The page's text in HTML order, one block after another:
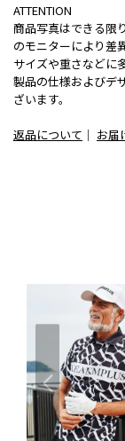
ATTENTION
商品写真はできる限
のモニターにより差
サイズや重さなどに
製品の仕様およびデ
ざいます。
返品について ｜ お届